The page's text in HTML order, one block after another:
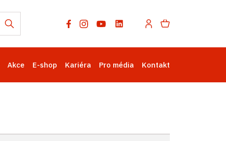
Akce E-shop Kariéra Pro média Kontakt